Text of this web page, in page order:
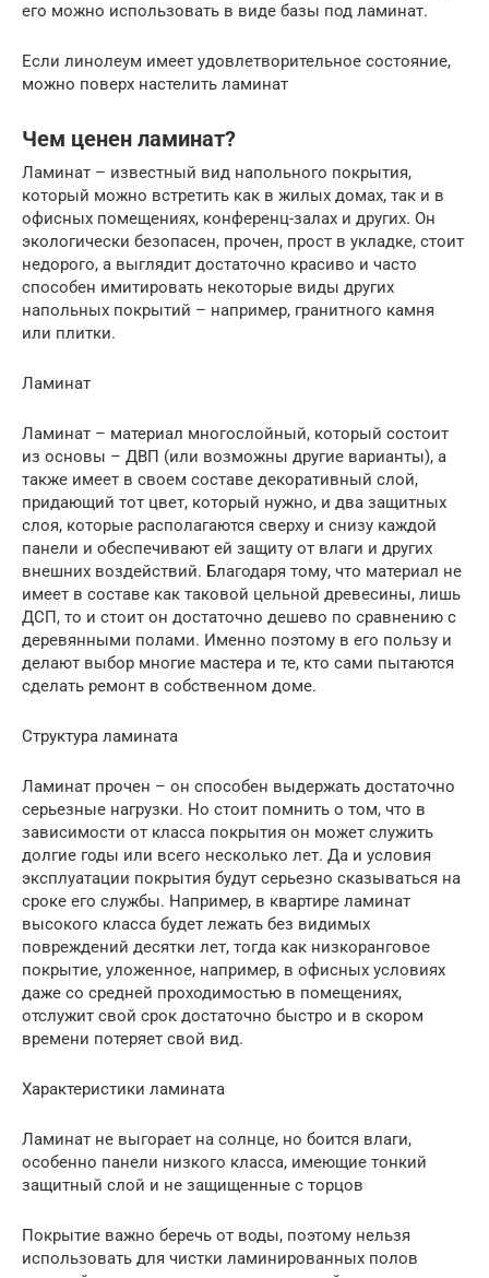
его можно использовать в виде базы под ламинат.
Если линолеум имеет удовлетворительное состояние,
можно поверх настелить ламинат
Чем ценен ламинат?
Ламинат – известный вид напольного покрытия,
который можно встретить как в жилых домах, так и в
офисных помещениях, конференц-залах и других. Он
экологически безопасен, прочен, прост в укладке, стоит
недорого, а выглядит достаточно красиво и часто
способен имитировать некоторые виды других
напольных покрытий – например, гранитного камня
или плитки.
Ламинат
Ламинат – материал многослойный, который состоит
из основы – ДВП (или возможны другие варианты), а
также имеет в своем составе декоративный слой,
придающий тот цвет, который нужно, и два защитных
слоя, которые располагаются сверху и снизу каждой
панели и обеспечивают ей защиту от влаги и других
внешних воздействий. Благодаря тому, что материал не
имеет в составе как таковой цельной древесины, лишь
ДСП, то и стоит он достаточно дешево по сравнению с
деревянными полами. Именно поэтому в его пользу и
делают выбор многие мастера и те, кто сами пытаются
сделать ремонт в собственном доме.
Структура ламината
Ламинат прочен – он способен выдержать достаточно
серьезные нагрузки. Но стоит помнить о том, что в
зависимости от класса покрытия он может служить
долгие годы или всего несколько лет. Да и условия
эксплуатации покрытия будут серьезно сказываться на
сроке его службы. Например, в квартире ламинат
высокого класса будет лежать без видимых
повреждений десятки лет, тогда как низкоранговое
покрытие, уложенное, например, в офисных условиях
даже со средней проходимостью в помещениях,
отслужит свой срок достаточно быстро и в скором
времени потеряет свой вид.
Характеристики ламината
Ламинат не выгорает на солнце, но боится влаги,
особенно панели низкого класса, имеющие тонкий
защитный слой и не защищенные с торцов
Покрытие важно беречь от воды, поэтому нельзя
использовать для чистки ламинированных полов